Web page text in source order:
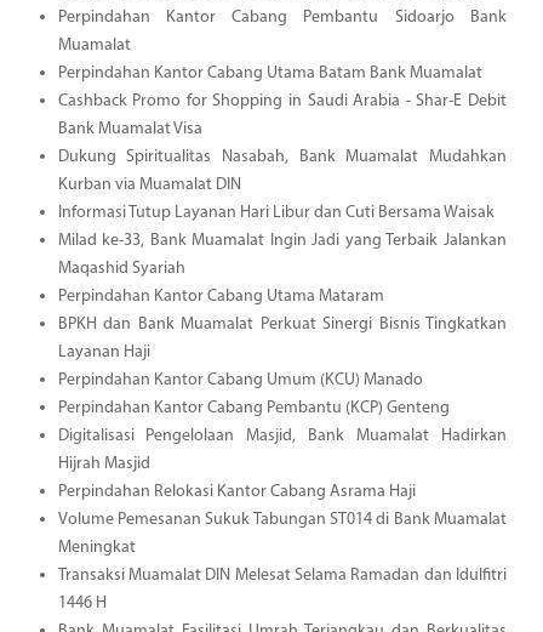
Perpindahan Kantor Cabang Pembantu Sidoarjo Bank
Muamalat
Perpindahan Kantor Cabang Utama Batam Bank Muamalat
Cashback Promo for Shopping in Saudi Arabia - Shar-E Debit
Bank Muamalat Visa
Dukung Spiritualitas Nasabah, Bank Muamalat Mudahkan
Kurban via Muamalat DIN
Informasi Tutup Layanan Hari Libur dan Cuti Bersama Waisak
Milad ke-33, Bank Muamalat Ingin Jadi yang Terbaik Jalankan
Maqashid Syariah
Perpindahan Kantor Cabang Utama Mataram
BPKH dan Bank Muamalat Perkuat Sinergi Bisnis Tingkatkan
Layanan Haji
Perpindahan Kantor Cabang Umum (KCU) Manado
Perpindahan Kantor Cabang Pembantu (KCP) Genteng
Digitalisasi Pengelolaan Masjid, Bank Muamalat Hadirkan
Hijrah Masjid
Perpindahan Relokasi Kantor Cabang Asrama Haji
Volume Pemesanan Sukuk Tabungan ST014 di Bank Muamalat
Meningkat
Transaksi Muamalat DIN Melesat Selama Ramadan dan Idulfitri
1446 H